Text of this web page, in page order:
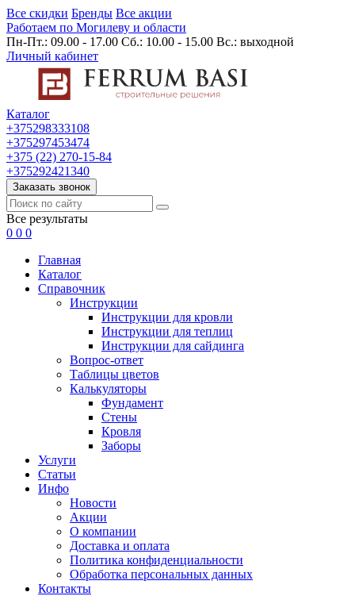
Все скидки Бренды Все акции
Работаем по Могилеву и области
Пн-Пт.: 09.00 - 17.00 Сб.: 10.00 - 15.00 Вс.: выходной
Личный кабинет
Каталог
+375298333108
+375297453474
+375 (22) 270-15-84
+375292421340
Заказать звонок
Все результаты
0 0 0
Главная
Каталог
Cправочник
Инструкции
Инструкции для кровли
Инструкции для теплиц
Инструкции для сайдинга
Вопрос-ответ
Таблицы цветов
Калькуляторы
Фундамент
Стены
Кровля
Заборы
Услуги
Статьи
Инфо
Новости
Акции
О компании
Доставка и оплата
Политика конфиденциальности
Обработка персональных данных
Контакты